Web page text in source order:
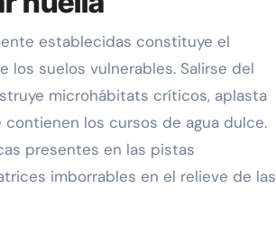
establecidas constituye el
los suelos vulnerables. Salirse del
microhábitats críticos, aplasta
los cursos de agua dulce.
presentes en las pistas
imborrables en el relieve de las